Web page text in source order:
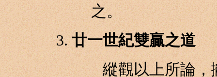
之。
廿一世紀雙贏之道
縱觀以上所論，撇